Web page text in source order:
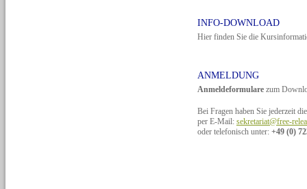
INFO-DOWNLOAD
Hier finden Sie die
ANMELDUNG
Anmeldeformulare zum
Bei Fragen haben Sie jederzeit
per E-Mail: sekretariat@free-
oder telefonisch unter: +49 (0)